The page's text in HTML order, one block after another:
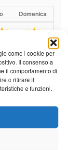
come i cookie per
Il consenso a
il comportamento di
o ritirare il
e funzioni.
Domenica
23°C|